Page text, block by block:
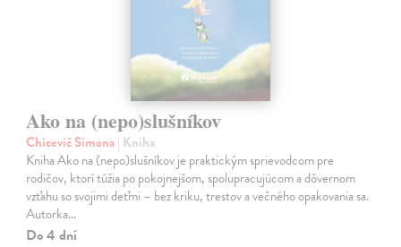
Ako na (nepo)slušníkov
Chicevič Simona| Kniha
Kniha Ako na (nepo)slušníkov je praktickým sprievodcom pre
rodičov, ktorí túžia po pokojnejšom, spolupracujúcom a dôvernom
vzťahu so svojimi deťmi – bez kriku, trestov a večného opakovania sa.
Autorka…
Do 4 dní